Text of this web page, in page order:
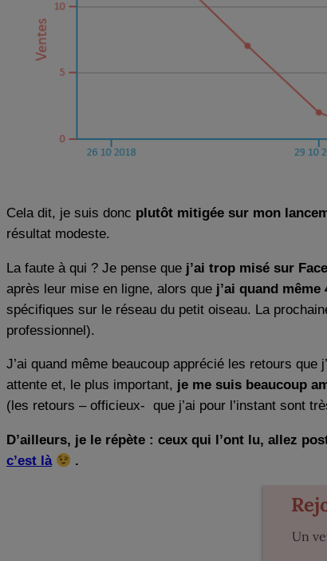
Cela dit, je suis donc plutôt mitigée sur mon
résultat modeste.
La faute à qui ? Je pense que j’ai trop misé sur
après leur mise en ligne, alors que j’ai quand même
spécifiques sur le réseau du petit oiseau. La
professionnel).
J’ai quand même beaucoup apprécié les retours
attente et, le plus important, je me suis beaucoup
(les retours – officieux- que j’ai pour l’instant sont
D’ailleurs, je le répète : ceux qui l’ont lu, allez
c’est là
.